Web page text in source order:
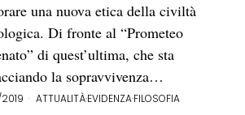
una nuova etica della civiltà
Di fronte al “Prometeo
di quest’ultima, che sta
la sopravvivenza…
ATTUALITÀ·EVIDENZA·FILOSOFIA